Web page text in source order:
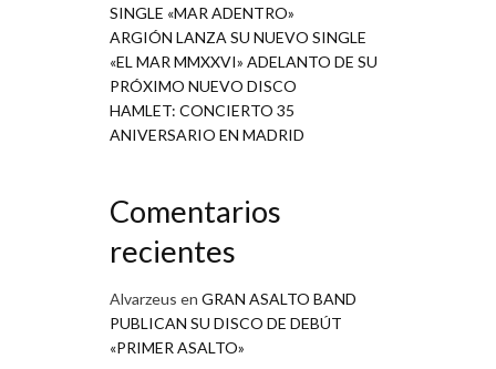
SINGLE «MAR ADENTRO»
ARGIÓN LANZA SU NUEVO SINGLE
«EL MAR MMXXVI» ADELANTO DE SU
PRÓXIMO NUEVO DISCO
HAMLET: CONCIERTO 35
ANIVERSARIO EN MADRID
Comentarios
recientes
Alvarzeus en GRAN ASALTO BAND
PUBLICAN SU DISCO DE DEBÚT
«PRIMER ASALTO»